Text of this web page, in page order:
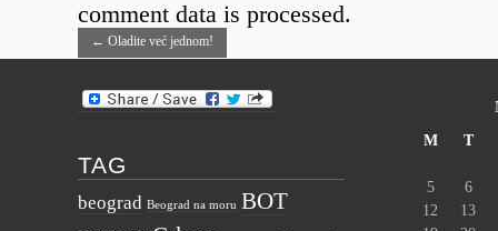
← Oladite već jednom!
comment data is processed.
TAG
beograd Beograd na moru BOT
M
T
5
6
12
13